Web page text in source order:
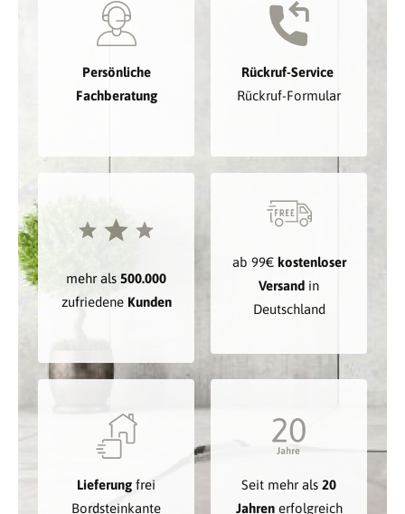
Persönliche
Fachberatung
Rückruf-Service
Rückruf-Formular
mehr als 500.000
zufriedene Kunden
ab 99€ kostenloser
Versand in
Deutschland
Lieferung frei
Bordsteinkante
Seit mehr als 20
Jahrenerfolgreich